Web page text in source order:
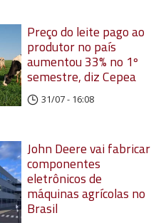
Preço do leite pago ao
produtor no país
aumentou 33% no 1º
semestre, diz Cepea
31/07 - 16:08
John Deere vai fabricar
componentes
eletrônicos de
máquinas agrícolas no
Brasil